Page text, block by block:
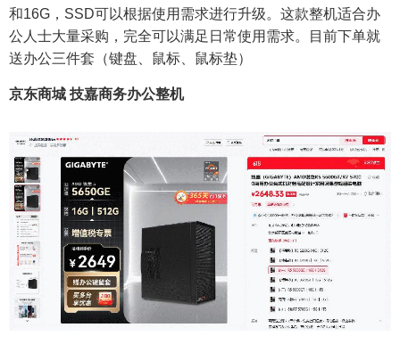
和16G，SSD可以根据使用需求进行升级。这款整机适合办
公人士大量采购，完全可以满足日常使用需求。目前下单就
送办公三件套（键盘、鼠标、鼠标垫）
京东商城 技嘉商务办公整机